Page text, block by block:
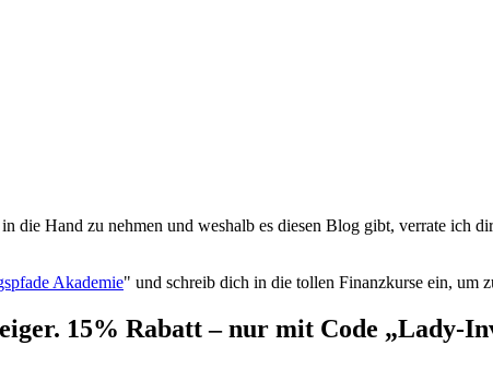
die Hand zu nehmen und weshalb es diesen Blog gibt, verrate ich
Akademie" und schreib dich in die tollen Finanzkurse ein, um
15% Rabatt – nur mit Code „Lady-